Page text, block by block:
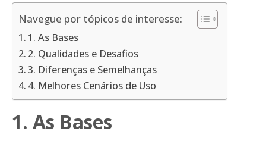
Navegue por tópicos de interesse:
1. As Bases
2. Qualidades e Desafios
3. Diferenças e Semelhanças
4. Melhores Cenários de Uso
1. As Bases